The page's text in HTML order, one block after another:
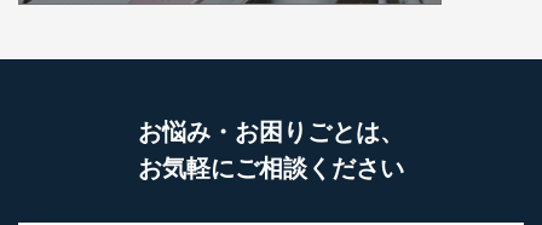
お悩み・お困りごとは、
お気軽にご相談ください